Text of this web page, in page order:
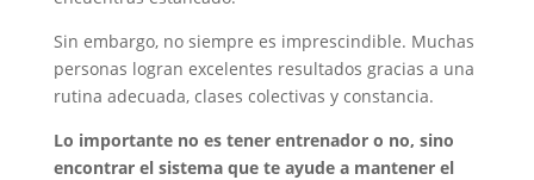
Sin embargo, no siempre es imprescindible. Muchas
personas logran excelentes resultados gracias a una
rutina adecuada, clases colectivas y constancia.
Lo importante no es tener entrenador o no, sino
encontrar el sistema que te ayude a mantener el